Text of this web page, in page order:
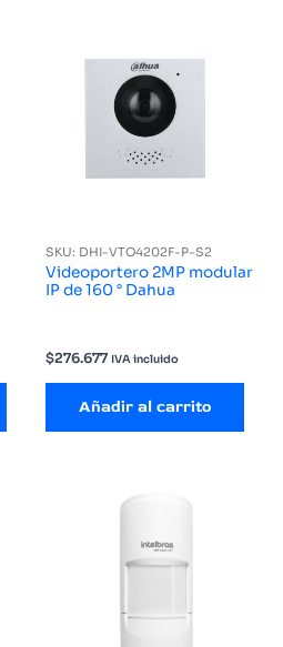
SKU: DHI-VTO4202F-P-S2
Videoportero 2MP modular
IP de 160 ° Dahua
$276.677 IVA incluido
Añadir al carrito